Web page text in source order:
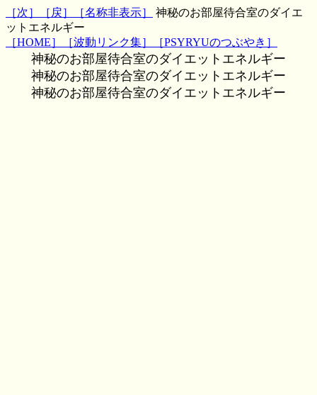
［次］ ［戻］ ［名称非表示］
神秘のお部屋待合室のダイエ
ットエネルギー
［HOME］
［波動リンク集］ ［PSYRYUのつぶやき］
神秘のお部屋待合室のダイエットエネルギー
神秘のお部屋待合室のダイエットエネルギー
神秘のお部屋待合室のダイエットエネルギー